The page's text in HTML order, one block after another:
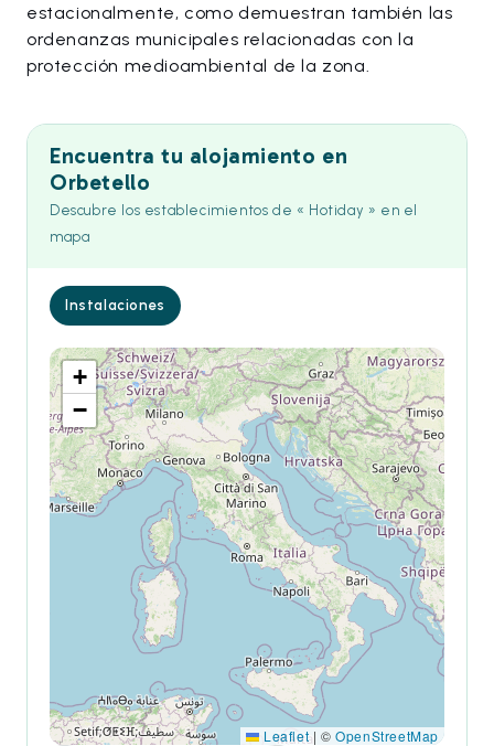
estacionalmente, como demuestran también las
ordenanzas municipales relacionadas con la
protección medioambiental de la zona.
Encuentra tu alojamiento en
Orbetello
Descubre los establecimientos de « Hotiday » en el
mapa
Instalaciones
+
−
Leaflet | ©OpenStreetMap